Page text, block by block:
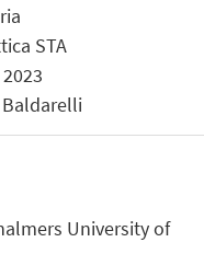
STA
Baldarelli
University of